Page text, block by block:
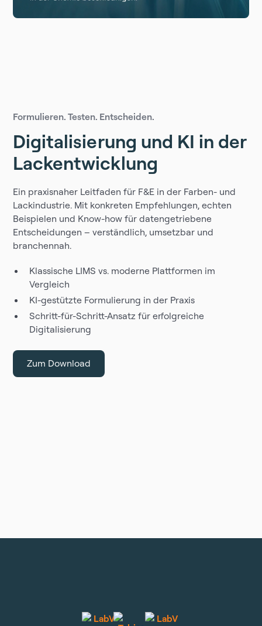
Formulieren. Testen. Entscheiden.
Digitalisierung und KI in der
Lackentwicklung
Ein praxisnaher Leitfaden für F&E in der Farben- und
Lackindustrie. Mit konkreten Empfehlungen, echten
Beispielen und Know-how für datengetriebene
Entscheidungen – verständlich, umsetzbar und
branchennah.
Klassische LIMS vs. moderne Plattformen im
Vergleich
KI-gestützte Formulierung in der Praxis
Schritt-für-Schritt-Ansatz für erfolgreiche
Digitalisierung
Zum Download